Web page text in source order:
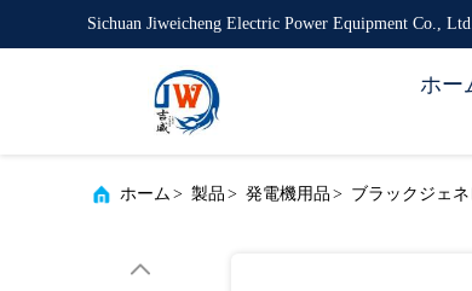
Sichuan Jiweicheng Electric Power Equipment Co.,
ホー
ホーム > 製品 > 発電機用品 > ブラックジェ